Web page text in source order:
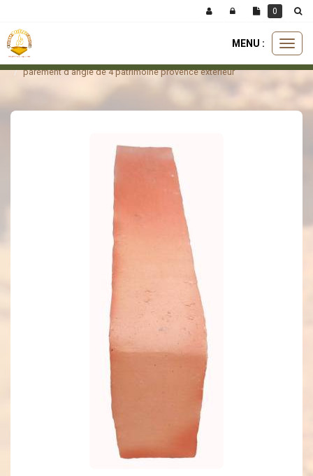
MENU :
parement
parement d'angle de 4 patrimoine provence extérieur
0